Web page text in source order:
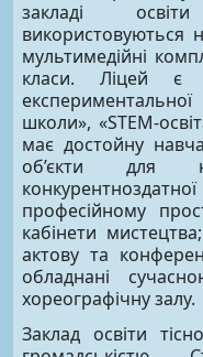
закладі
використовуються
мультимедійні
класи. Ліцей є
експериментальної
школи», «STEM-
має достойну
об’єкти для
професійному
кабінети
актову та
обладнані
хореографічну залу.
Заклад освіти